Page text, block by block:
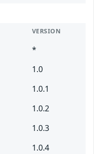
VERSION
*
1.0
1.0.1
1.0.2
1.0.3
1.0.4